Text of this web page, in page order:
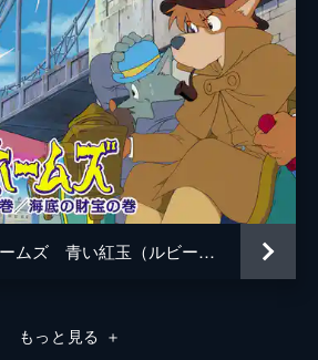
劇場版 名探偵ホームズ 青い紅玉（ルビー）の巻／海底の財宝の巻
もっと見る ＋